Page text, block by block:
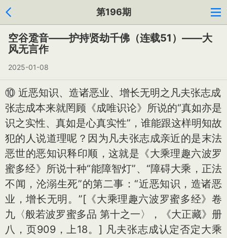
第196期
空谷跫音——护持贤劫千佛（连载51）——大
风无言作
2025-01-08
⑩ 近恶知识、造诸恶业、增长无明之凡夫张志成
张志成本来就罔顾《成唯识论》所说的“真如亦是
识之实性、真如是心真实性”，谁能跟这样明知故
犯的人说道理呢？因为凡夫张志成亲近的是末法
恶世的恶知识释印顺，这就是《大乘理趣六波罗
蜜多经》所说十种“能障智灯”、“障碍大乘，正法
不闻，沦溺生死”的第二事：“近恶知识，造诸恶
业，增长无明。”[《大乘理趣六波罗蜜多经》卷
九〈般若波罗蜜多品 第十之一〉，《大正藏》册
八，页909，上18。] 凡夫张志成认定否定大乘